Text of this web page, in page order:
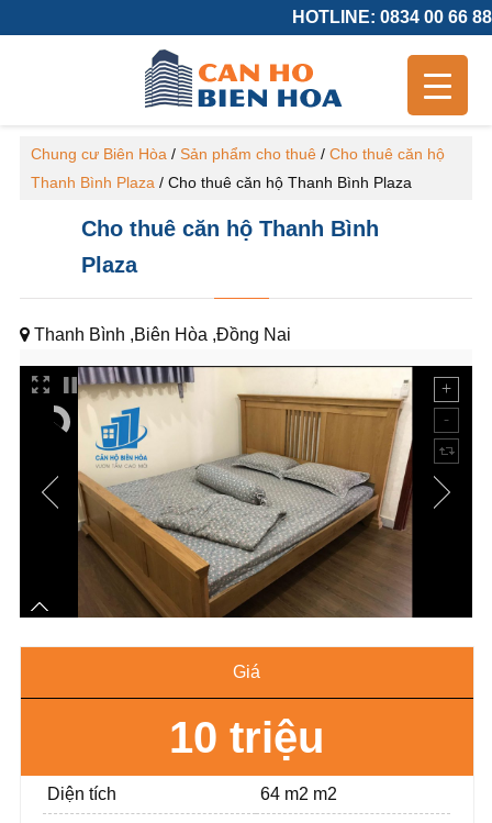
HOTLINE: 0834 00 66 88
Chung cư Biên Hòa / Sản phẩm cho thuê/ Cho thuê căn hộ
Thanh Bình Plaza / Cho thuê căn hộ Thanh Bình Plaza
Cho thuê căn hộ Thanh Bình
Plaza
Thanh Bình ,Biên Hòa ,Đồng Nai
Giá
10 triệu
Diện tích 64 m2 m2